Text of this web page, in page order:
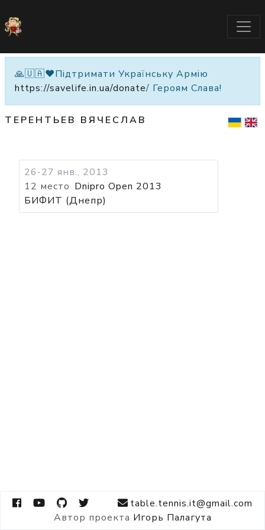
🙏🇺🇦❤️Підтримати Українську Армію
https://savelife.in.ua/donate/ Героям Слава!
ТЕРЕНТЬЕВ ВЯЧЕСЛАВ
26-27 янв., 2013
12 место Dnipro Open 2013
БИФИТ (Днепр)
table.tennis.it@gmail.com
Автор проекта Игорь Палагута